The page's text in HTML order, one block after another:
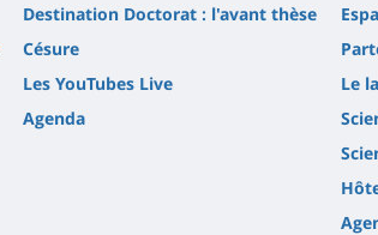
Destination Doctorat : l'avant thèse
Césure
Les YouTubes Live
Agenda
Le